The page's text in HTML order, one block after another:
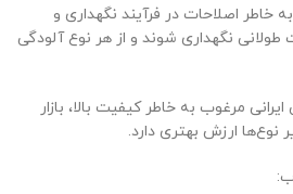
خاطر اصلاحات در فرآیند نگهداری و
طولانی نگهداری شوند و از هر نوع آلودگی
مرغوب به خاطر کیفیت بالا، بازار
نوع‌ها ارزش بهتری دارد.